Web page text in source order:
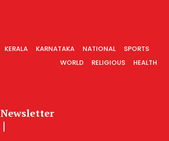
KERALA KARNATAKA NATIONAL
SPORTS
WORLD
RELIGIOUS HEALTH
Newsletter